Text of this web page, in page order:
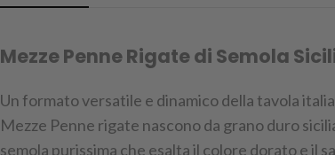
Mezze Penne Rigate di Semola
Un formato versatile e dinamico della tavola
Mezze Penne rigate nascono da grano duro
semola purissima che esalta il colore dorato e il